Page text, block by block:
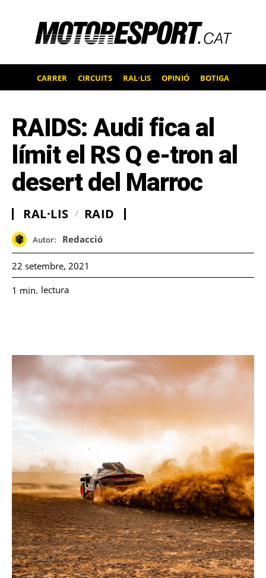
CARRER CIRCUITS RAL·LIS OPINIÓ BOTIGA
RAIDS: Audi fica al
límit el RS Q e-tron al
desert del Marroc
RAL·LIS RAID
Autor: Redacció
22 setembre, 2021
1 min. lectura